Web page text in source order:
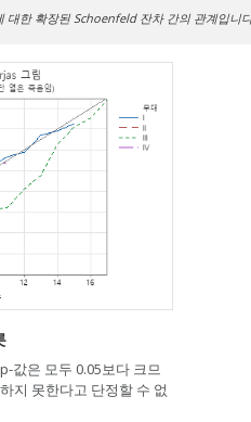
대한 확장된 Schoenfeld 잔차 간의 관계입니
값은 모두 0.05보다 크므
지 못한다고 단정할 수 없